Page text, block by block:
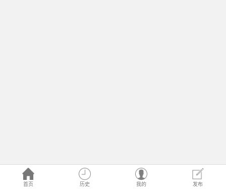
首页 历史 我的 发布